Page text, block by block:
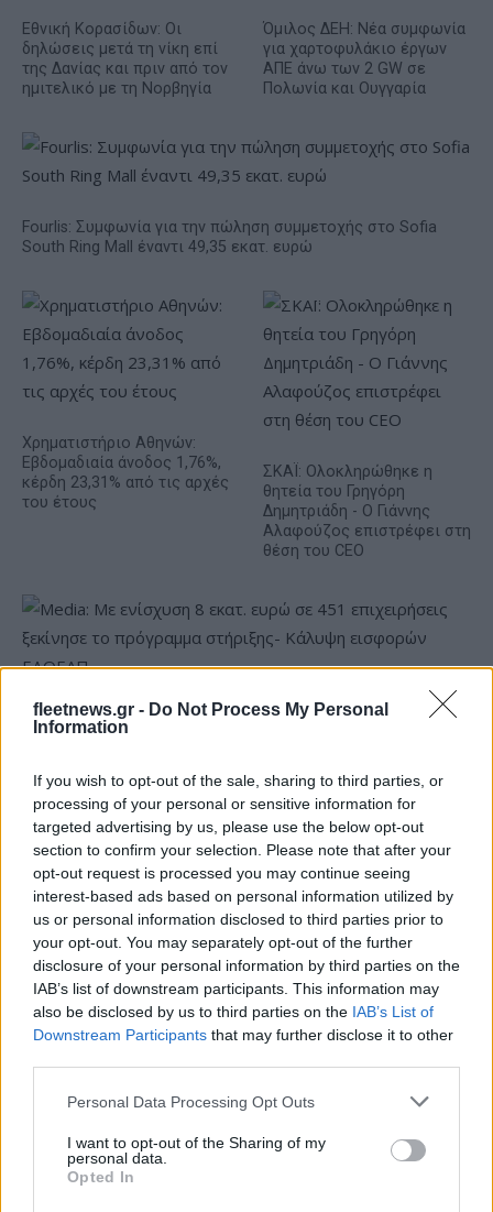
fleetnews.gr - Do Not Process My Personal
Information
If you wish to opt-out of the sale, sharing to third parties, or
processing of your personal or sensitive information for
targeted advertising by us, please use the below opt-out
section to confirm your selection. Please note that after your
opt-out request is processed you may continue seeing
interest-based ads based on personal information utilized by
us or personal information disclosed to third parties prior to
your opt-out. You may separately opt-out of the further
disclosure of your personal information by third parties on the
IAB’s list of downstream participants. This information may
also be disclosed by us to third parties on the IAB’s List of
Downstream Participants that may further disclose it to other
Please note that this website/app uses one or more Google
not limited to your visit or usage behaviour. You may click to
grant or deny consent to Google and its third-party tags to
use your data for below specified purposes in below Google
Personal Data Processing Opt Outs
I want to opt-out of the Sharing of my
personal data.
Opted In
Εθνική Κορασίδων: Οι
δηλώσεις μετά τη νίκη επί
της Δανίας και πριν από τον
ημιτελικό με τη Νορβηγία
Όμιλος ΔΕΗ: Νέα συμφωνία
για χαρτοφυλάκιο έργων
ΑΠΕ άνω των 2 GW σε
Πολωνία και Ουγγαρία
Fourlis: Συμφωνία για την πώληση συμμετοχής στο Sofia
South Ring Mall έναντι 49,35 εκατ. ευρώ
Χρηματιστήριο Αθηνών:
Εβδομαδιαία άνοδος 1,76%,
κέρδη 23,31% από τις αρχές
του έτους
ΣΚΑΪ: Ολοκληρώθηκε η
θητεία του Γρηγόρη
Δημητριάδη - Ο Γιάννης
Αλαφούζος επιστρέφει στη
θέση του CEO
Media: Με ενίσχυση 8 εκατ. ευρώ σε 451 επιχειρήσεις
ξεκίνησε το πρόγραμμα στήριξης- Κάλυψη εισφορών
Η Toyota φέρνει νέα γενιά
μπαταριών για τα υβριδικά
της
Σε κινεζική… πολιορκία η
ευρωπαϊκή
αυτοκινητοβιομηχανία
Νέο Audi A2 e-tron με στόχο την κορυφή της